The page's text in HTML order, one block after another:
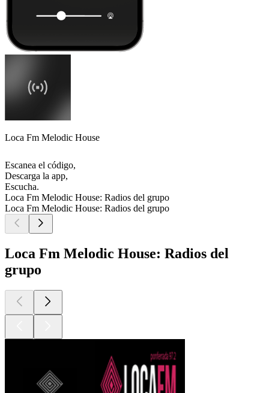
Loca Fm Melodic House
Escanea el código,
Descarga la app,
Escucha.
Loca Fm Melodic House: Radios del grupo
Loca Fm Melodic House: Radios del grupo
Loca Fm Melodic House: Radios del
grupo